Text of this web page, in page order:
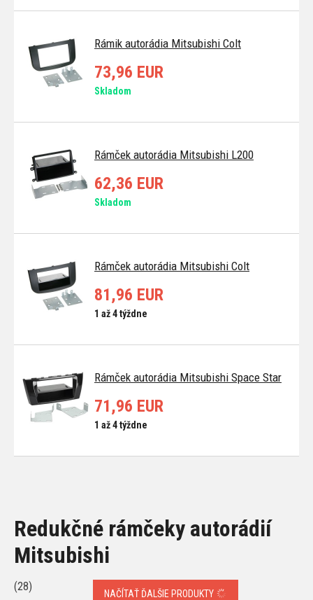
Rámik autorádia Mitsubishi Colt
73,96 EUR
Skladom
Rámček autorádia Mitsubishi L200
62,36 EUR
Skladom
Rámček autorádia Mitsubishi Colt
81,96 EUR
1 až 4 týždne
Rámček autorádia Mitsubishi Space Star
71,96 EUR
1 až 4 týždne
Redukčné rámčeky autorádií
Mitsubishi
(28)
NAČÍTAŤ ĎALŠIE PRODUKTY